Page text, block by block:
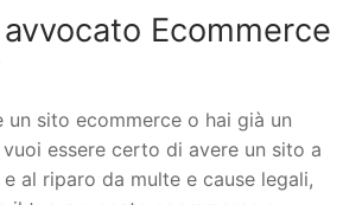
Ecommerce
un sito ecommerce o hai già un
essere certo di avere un sito a
e al riparo da multe e cause legali,